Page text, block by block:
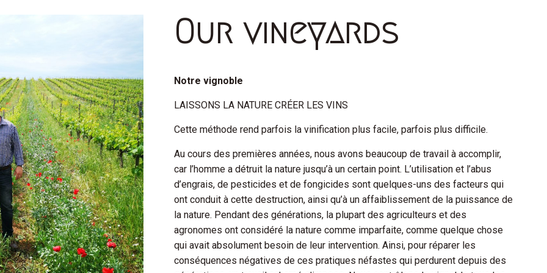
Our vineyards
Notre vignoble
LAISSONS LA NATURE CRÉER LES VINS
Cette méthode rend parfois la vinification plus facile, parfois plus difficile.
Au cours des premières années, nous avons beaucoup de travail à accomplir,
car l’homme a détruit la nature jusqu’à un certain point. L’utilisation et l’abus
d’engrais, de pesticides et de fongicides sont quelques-uns des facteurs qui
ont conduit à cette destruction, ainsi qu’à un affaiblissement de la puissance de
la nature. Pendant des générations, la plupart des agriculteurs et des
agronomes ont considéré la nature comme imparfaite, comme quelque chose
qui avait absolument besoin de leur intervention. Ainsi, pour réparer les
conséquences négatives de ces pratiques néfastes qui perdurent depuis des